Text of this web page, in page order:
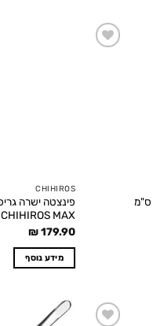
ישרה גריפ 20 ס"מ
CHIHIROS
CHIHIROS MAX
₪179.90
מידע נוסף